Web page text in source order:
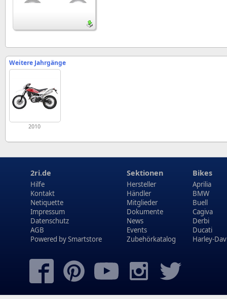
Weitere Jahrgänge
2010
2ri.de
Hilfe
Kontakt
Netiquette
Impressum
Datenschutz
AGB
Powered bySmartstore
Sektionen
Hersteller
Händler
Mitglieder
Dokumente
News
Events
Zubehörkatalog
Bikes
Aprilia
BMW
Buell
Cagiva
Derbi
Ducati
Harley-